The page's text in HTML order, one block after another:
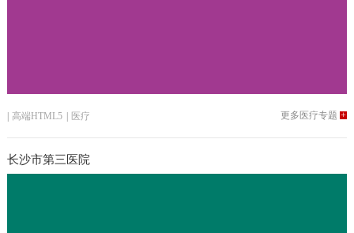
| 高端HTML5 | 医疗 更多医疗专题+
长沙市第三医院